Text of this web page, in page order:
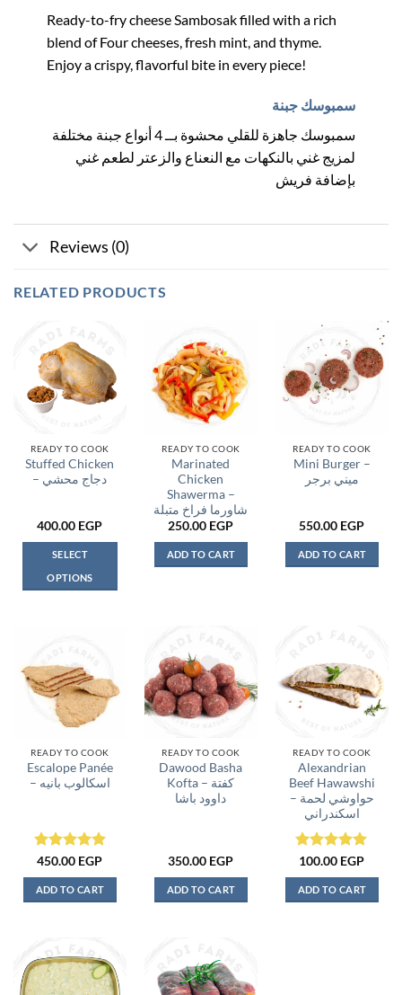
Ready-to-fry cheese Sambosak filled with a rich
blend of Four cheeses, fresh mint, and thyme.
Enjoy a crispy, flavorful bite in every piece!
سمبوسك جبنة
سمبوسك جاهزة للقلي محشوة بــ 4 أنواع جبنة مختلفة
لمزيج غني بالنكهات مع النعناع والزعتر لطعم غني
بإضافة فريش
Reviews (0)
RELATED PRODUCTS
READY TO COOK
Stuffed Chicken
– دجاج محشي
400.00 EGP
SELECT
OPTIONS
variants.
The
options
may
be
chosen
on
page
READY TO COOK
Marinated
Chicken
Shawerma –
شاورما فراخ متبلة
250.00 EGP
ADD TO CART
READY TO COOK
Mini Burger –
ميني برجر
550.00 EGP
ADD TO CART
READY TO COOK
Escalope Panée
– اسكالوب بانيه
Rated5
out of 5
450.00 EGP
ADD TO CART
READY TO COOK
Dawood Basha
Kofta – كفتة
داوود باشا
350.00 EGP
ADD TO CART
READY TO COOK
Alexandrian
Beef Hawawshi
– حواوشي لحمة
اسكندراني
Rated5
out of 5
100.00 EGP
ADD TO CART